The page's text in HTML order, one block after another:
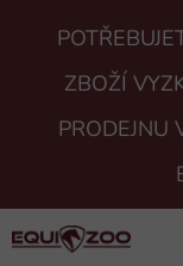
ZBOŽÍ
PRODEJNU